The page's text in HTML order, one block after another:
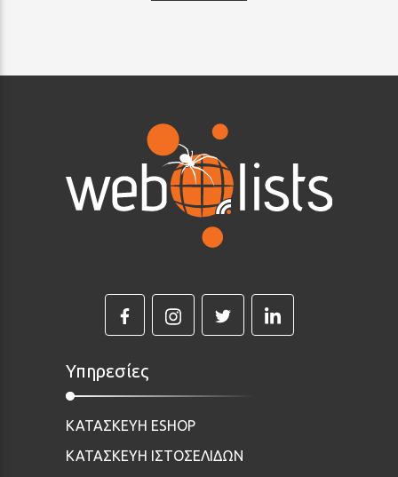
Υπηρεσίες
ΚΑΤΑΣΚΕΥΗ ESHOP
ΚΑΤΑΣΚΕΥΗ ΙΣΤΟΣΕΛΙΔΩΝ